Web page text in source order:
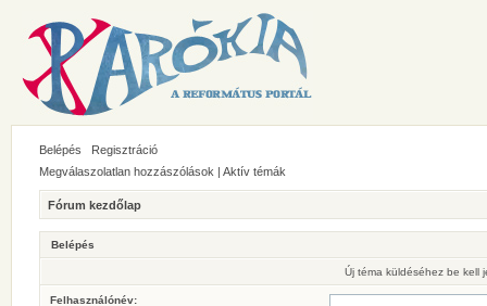
Belépés
Regisztráció
Megválaszolatlan hozzászólások | Aktív témák
Fórum kezdőlap
Belépés
Új téma küldéséhez be kell
Felhasználónév: